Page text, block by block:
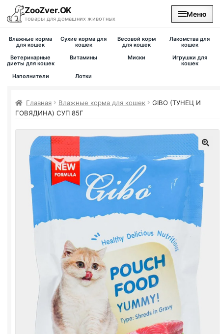
ZooZver.OK
товары для домашних животных
Меню
На главную
Влажные корма
для кошек
Сухие корма для
кошек
Весовой корм
для кошек
Лакомства для
кошек
Ветеринарные
диеты для кошек
Витамины Миски
Игрушки для
кошек
Наполнители
Лотки
Главная Влажные корма для кошек
GIBO (ТУНЕЦ И
ГОВЯДИНА) СУП 85Г